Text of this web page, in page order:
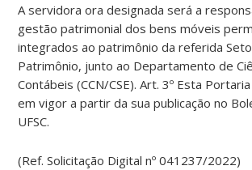
A servidora ora designada será a
gestão patrimonial dos bens móveis
integrados ao patrimônio da referida
Patrimônio, junto ao Departamento de
Contábeis (CCN/CSE). Art. 3º Esta
em vigor a partir da sua publicação no
UFSC.
(Ref. Solicitação Digital nº 041237/2022)